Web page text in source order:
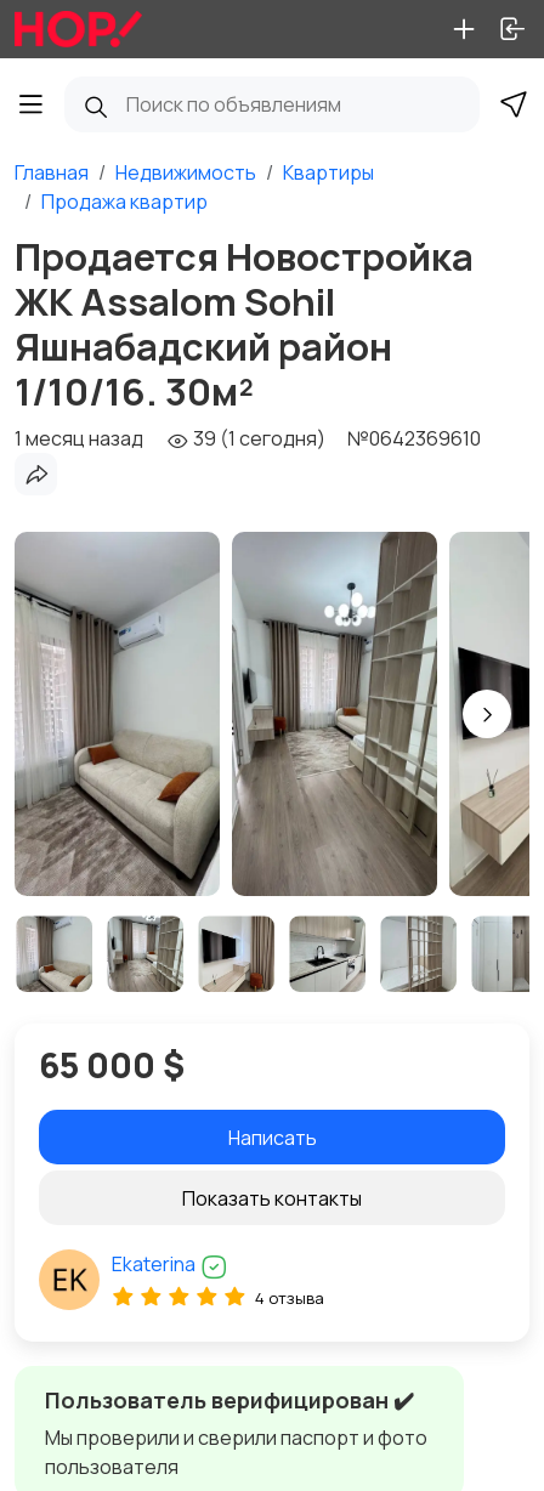
Главная Недвижимость
Квартиры
Продажа квартир
Продается Новостройка
ЖК Assalom Sohil
Яшнабадский район
1/10/16. 30м²
1 месяц назад 39 (1 сегодня) №0642369610
Пользователь верифицирован ✔️
Мы проверили и сверили паспорт и фото
пользователя
65 000 $
Написать
Показать контакты
Ekaterina
4 отзыва